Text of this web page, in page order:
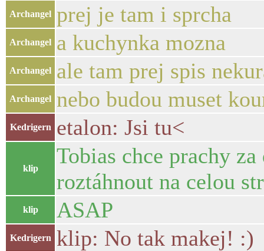
Archangel prej je tam i sprcha
Archangel a kuchynka mozna
Archangel ale tam prej spis
Archangel nebo budou muset
Kedrigern etalon: Jsi tu<
klip
Tobias chce prachy
roztáhnout na celou
klip ASAP
Kedrigern klip: No tak makej! :)